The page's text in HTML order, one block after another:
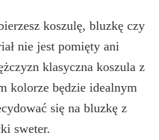
koszulę, bluzkę czy
nie jest pomięty ani
klasyczna koszula z
kolorze będzie idealnym
się na bluzkę z
sweter.